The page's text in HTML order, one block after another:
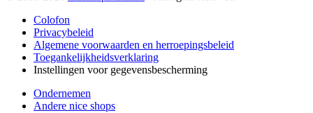
Colofon
Privacybeleid
Algemene voorwaarden en herroepingsbeleid
Toegankelijkheidsverklaring
Instellingen voor gegevensbescherming
Ondernemen
Andere nice shops